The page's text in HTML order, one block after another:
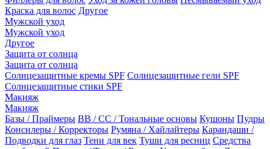
Краска для волос Другое
Мужской уход
Мужской уход
Другое
Защита от солнца
Защита от солнца
Солнцезащитные кремы SPF Солнцезащитные гели SPF
Солнцезащитные стики SPF
Макияж
Макияж
Базы / Праймеры BB / CC / Тональные основы Кушоны Пудры
Консилеры / Корректоры Румяна / Хайлайтеры Карандаши /
Подводки для глаз Тени для век Туши для ресниц Средства